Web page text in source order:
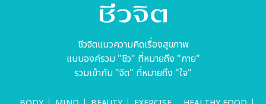
ชีวจิตแนวความคิดเรื่องสุขภาพ
แบบองค์รวม "ชีว" ที่หมายถึง "กาย"
รวมเข้ากับ "จิต" ที่หมายถึง "ใจ"